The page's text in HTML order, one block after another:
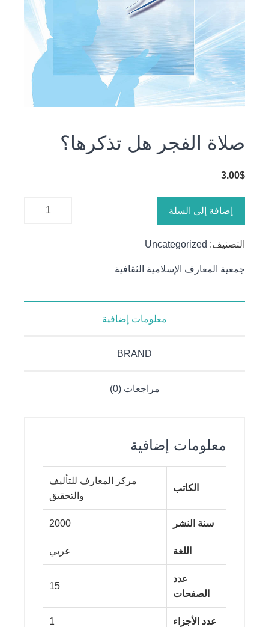
صلاة الفجر هل تذكرها؟
3.00$
كمية صلاة
إضافة إلى السلة
التصنيف: Uncategorized
جمعية المعارف الإسلامية الثقافية
معلومات إضافية
BRAND
مراجعات (0)
معلومات إضافية
الكاتب
مركز المعارف للتأليف
والتحقيق
سنة النشر 2000
اللغة عربي
عدد
الصفحات
15
عدد الأجزاء 1